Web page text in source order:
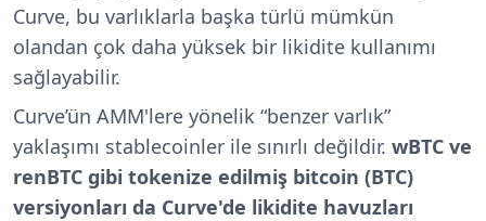
Curve, bu varlıklarla başka türlü mümkün
olandan çok daha yüksek bir likidite kullanımı
sağlayabilir.
Curve’ün AMM'lere yönelik “benzer varlık”
yaklaşımı stablecoinler ile sınırlı değildir. wBTC ve
renBTC gibi tokenize edilmiş bitcoin (BTC)
versiyonları da Curve'de likidite havuzları